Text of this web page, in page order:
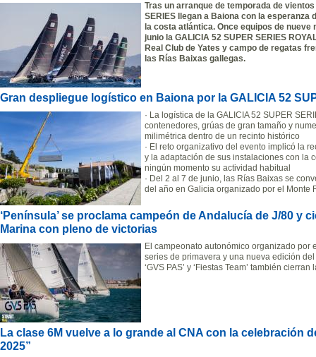
Tras un arranque de temporada de
SERIES llegan a Baiona con la
la costa atlántica. Once equipos de
junio la GALICIA 52 SUPER SERIES
Real Club de Yates y campo de regatas
las Rías Baixas gallegas.
Gran despliegue logístico en Baiona por la GALICIA 52
· La logística de la GALICIA 52 SUPER
contenedores, grúas de gran tamaño y
milimétrica dentro de un recinto histórico
· El reto organizativo del evento implicó la
y la adaptación de sus instalaciones con la
ningún momento su actividad habitual
· Del 2 al 7 de junio, las Rías Baixas se
del año en Galicia organizado por el Monte
‘Península’ se proclama campeón de Andalucía de J/80 y
Marina con pleno de victorias
El campeonato autonómico organizado por
series de primavera y una nueva edición
‘GVS PAS’ y ‘Fiestas Team’ también
La clase 6M vuelve a lo grande al CNA con la celebración
2025”